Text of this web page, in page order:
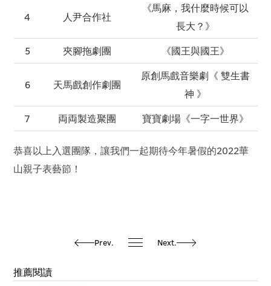
4 人尹合作社
《馬麻，我什麼時候可以
長大？》
5
夾腳拖劇團 《國王與國王》
6 天馬戲創作劇團
原創馬戲音樂劇《 雙生書
神 》
7
両両製造聚團 寶寶劇場《一字一世界》
恭喜以上入選團隊，讓我們一起期待今年暑假的2022華
山親子表藝節！
Prev. Next.
推薦閱讀